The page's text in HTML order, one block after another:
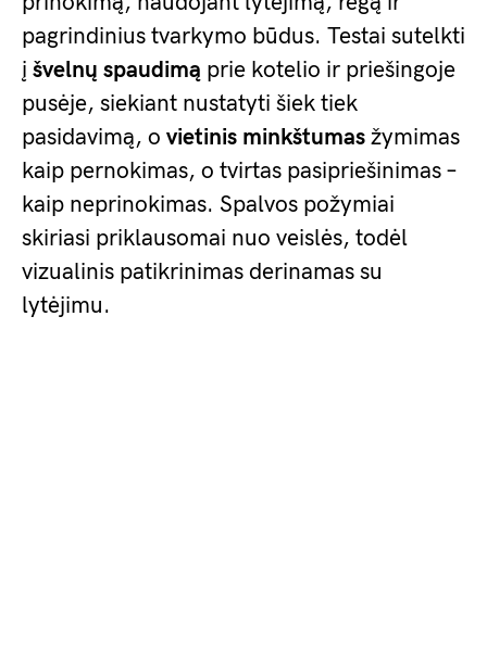
pagrindinius tvarkymo būdus. Testai sutelkti
į švelnų spaudimą prie kotelio ir priešingoje
pusėje, siekiant nustatyti šiek tiek
pasidavimą, o vietinis minkštumas žymimas
kaip pernokimas, o tvirtas pasipriešinimas –
kaip neprinokimas. Spalvos požymiai
skiriasi priklausomai nuo veislės, todėl
vizualinis patikrinimas derinamas su
lytėjimu.